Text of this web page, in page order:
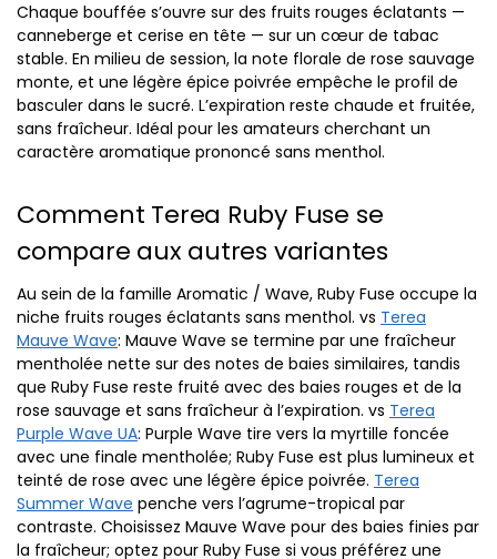
Chaque bouffée s’ouvre sur des fruits rouges éclatants —
canneberge et cerise en tête — sur un cœur de tabac
stable. En milieu de session, la note florale de rose sauvage
monte, et une légère épice poivrée empêche le profil de
basculer dans le sucré. L’expiration reste chaude et fruitée,
sans fraîcheur. Idéal pour les amateurs cherchant un
caractère aromatique prononcé sans menthol.
Comment Terea Ruby Fuse se
compare aux autres variantes
Au sein de la famille Aromatic / Wave, Ruby Fuse occupe la
niche fruits rouges éclatants sans menthol. vs Terea
Mauve Wave: Mauve Wave se termine par une fraîcheur
mentholée nette sur des notes de baies similaires, tandis
que Ruby Fuse reste fruité avec des baies rouges et de la
rose sauvage et sans fraîcheur à l’expiration. vs Terea
Purple Wave UA: Purple Wave tire vers la myrtille foncée
avec une finale mentholée; Ruby Fuse est plus lumineux et
teinté de rose avec une légère épice poivrée. Terea
Summer Wave penche vers l’agrume-tropical par
contraste. Choisissez Mauve Wave pour des baies finies par
la fraîcheur; optez pour Ruby Fuse si vous préférez une